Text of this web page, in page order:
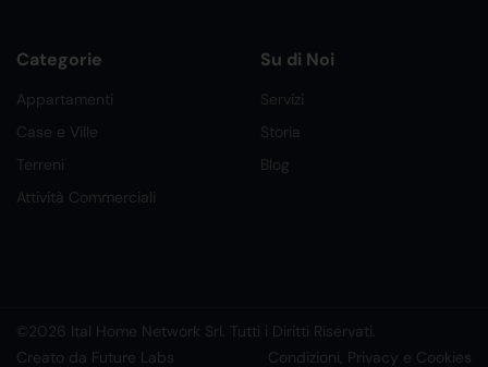
Categorie
Appartamenti
Case e Ville
Terreni
Attività Commerciali
Su di Noi
Servizi
Storia
Blog
©2026 Ital Home Network Srl. Tutti i Diritti Riservati.
Creato da Future Labs
Condizioni, Privacy e Cookies